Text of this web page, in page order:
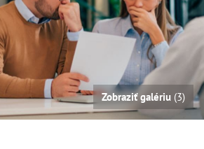
Zobraziť galériu (3)